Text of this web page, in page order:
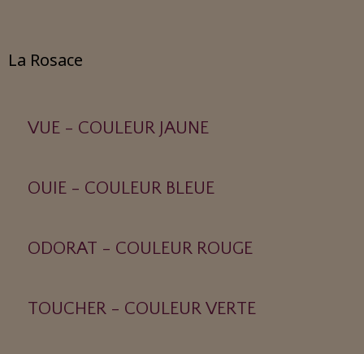
La Rosace
VUE - COULEUR JAUNE
OUIE - COULEUR BLEUE
ODORAT - COULEUR ROUGE
TOUCHER - COULEUR VERTE